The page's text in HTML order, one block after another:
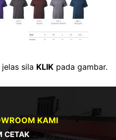
sila KLIKpada gambar.
KAMI
CETAK